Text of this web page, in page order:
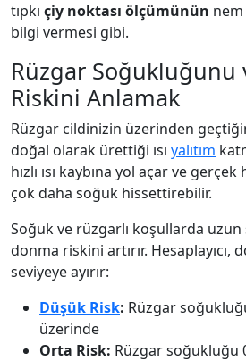
tıpkı çiy noktası ölçümünün
bilgi vermesi gibi.
Rüzgar Soğukluğunu
Riskini Anlamak
Rüzgar cildinizin üzerinden
doğal olarak ürettiği ısı yalıtım
hızlı ısı kaybına yol açar ve gerçek
çok daha soğuk hissettirebilir.
Soğuk ve rüzgarlı koşullarda
donma riskini artırır.
seviyeye ayırır:
Düşük Risk: Rüzgar
üzerinde
Orta Risk: Rüzgar soğukluğu